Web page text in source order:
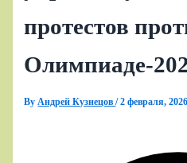
протестов
ByАндрей Кузнецов/2 февраля, 2026